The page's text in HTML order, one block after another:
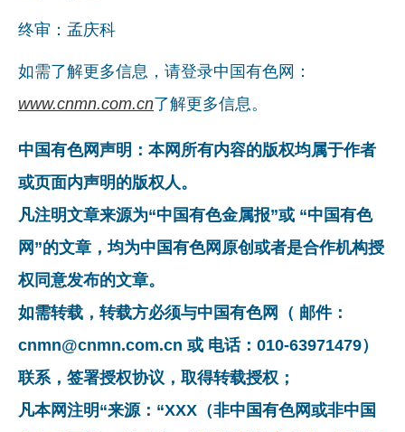
终审：孟庆科
如需了解更多信息，请登录中国有色网：
www.cnmn.com.cn了解更多信息。
中国有色网声明：本网所有内容的版权均属于作者
或页面内声明的版权人。
凡注明文章来源为“中国有色金属报”或 “中国有色
网”的文章，均为中国有色网原创或者是合作机构授
权同意发布的文章。
如需转载，转载方必须与中国有色网（ 邮件：
cnmn@cnmn.com.cn 或 电话：010-63971479）
联系，签署授权协议，取得转载授权；
凡本网注明“来源：“XXX（非中国有色网或非中国